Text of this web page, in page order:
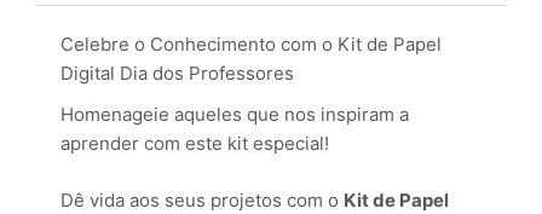
Celebre o Conhecimento com o Kit de Papel
Digital Dia dos Professores
Homenageie aqueles que nos inspiram a
aprender com este kit especial!
Dê vida aos seus projetos com o Kit de Papel